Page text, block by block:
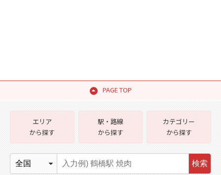
PAGE TOP
エリア
から探す
駅・路線
から探す
カテゴリー
から探す
検索